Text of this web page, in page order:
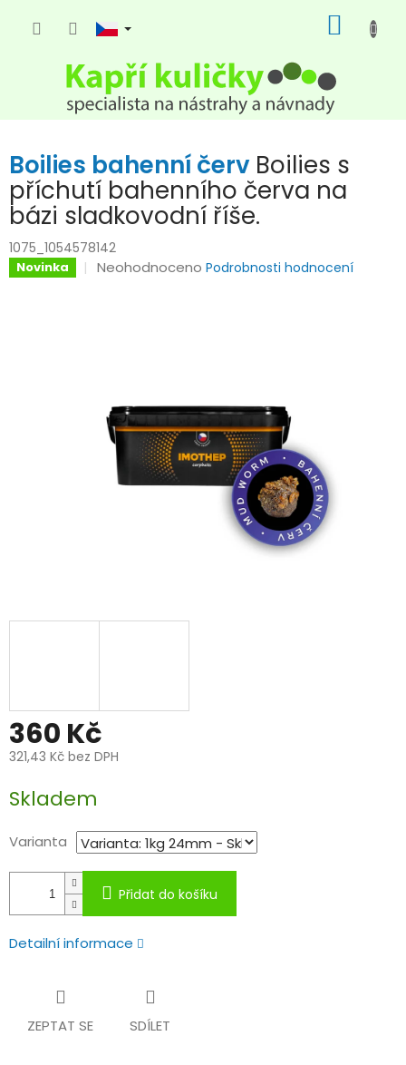
KOŠÍK
Boilies bahenní červ Boilies s
příchutí bahenního červa na
bázi sladkovodní říše.
1075_1054578142
Novinka
Průměrné
hvězdiček.
Neohodnoceno Podrobnosti hodnocení
360 Kč
321,43 Kč bez DPH
cena:
Skladem
Varianta
Přidat do košíku
Detailní informace
ZEPTAT SE SDÍLET